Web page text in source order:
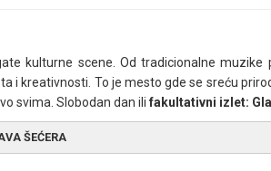
pejzažima u zaleđu ovog grada.
Flamengo, poznata je po velelepnim
s Flamengom, Botafogo je
plaži, s pogledom na Glavu šećera.
restoranima i tržnim centrima,
Tižuka (
kulturne scene. Od tradicionalne
i kreativnosti. To je mesto gde se sreću
svima. Slobodan dan ili fakultativni izlet:
ŠEĆERA